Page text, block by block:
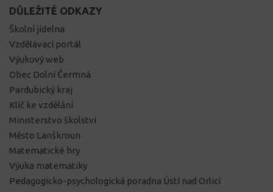
DŮLEŽITÉ ODKAZY
Školní jídelna
Vzdělávací portál
Výukový web
Obec Dolní Čermná
Pardubický kraj
Klíč ke vzdělání
Ministerstvo školství
Město Lanškroun
Matematické hry
Výuka matematiky
Pedagogicko-psychologická poradna Ústí nad Orlicí